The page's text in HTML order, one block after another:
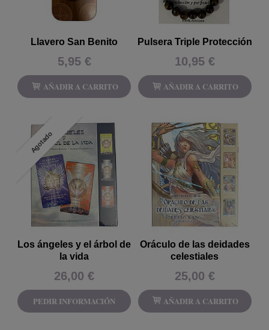
Llavero San Benito
5,95 €
AÑADIR A CARRITO
Pulsera Triple Protección
10,95 €
AÑADIR A CARRITO
Agotado
Los ángeles y el árbol de
la vida
26,00 €
PEDIR INFORMACIÓN
Oráculo de las deidades
celestiales
25,00 €
AÑADIR A CARRITO